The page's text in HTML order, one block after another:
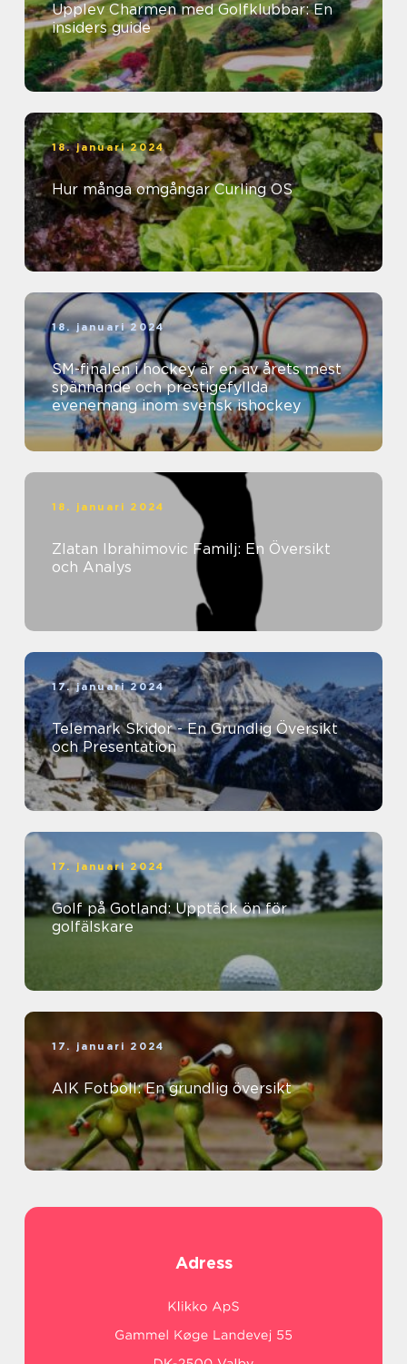
Upplev Charmen med Golfklubbar: En
insiders guide
18. januari 2024
Hur många omgångar Curling OS
18. januari 2024
SM-finalen i hockey är en av årets mest
spännande och prestigefyllda
evenemang inom svensk ishockey
18. januari 2024
Zlatan Ibrahimovic Familj: En Översikt
och Analys
17. januari 2024
Telemark Skidor - En Grundlig Översikt
och Presentation
17. januari 2024
Golf på Gotland: Upptäck ön för
golfälskare
17. januari 2024
AIK Fotboll: En grundlig översikt
Adress